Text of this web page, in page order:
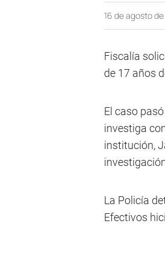
16 de agosto
Fiscalía
de 17 años
El caso
investiga
institución,
La Policía
Efectivos